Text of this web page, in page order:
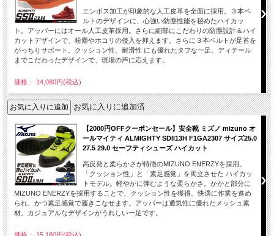
エンボス加工が印象的な人工皮革を全面に採用。３本ベ
ルトのデザインに、心強い防塵性能を秘めたハイカッ
ト。アッパーにはオール人工皮革採用。さらに細部にこだわりの防塵設計＆ハイ
カットデザインで、粉塵やホコリの侵入を抑えます。さらに３本ベルトが足首を
がっちりサポート。クッション性、耐滑性 にも優れたタフな一足。ディテール
までこだわったデザインで、現場の声に応えます。
価格： 14,080円(税込)
お気に入りに追加済
【2000円OFFクーポンセール】安全靴 ミズノ mizuno オ
ールマイティ ALMIGHTY SDII13H F1GA2307 サイズ25.0
27.5 29.0 セーフティシューズ ハイカット
高反発と柔らかさが特徴のMIZUNO ENERZYを採用。
「クッション性」と「素足感覚」を両立させた ハイカッ
トモデル。軽やかに弾むような柔らかさ。かかと部分に
MIZUNO ENERZYを採用することで、クッション性を獲得。快適に作業を進め
られ、かつ素足感覚で履きこなせます。アッパーは通気性に優れたメッシュ素
材。カジュアルなデザインがうれしい一足です。